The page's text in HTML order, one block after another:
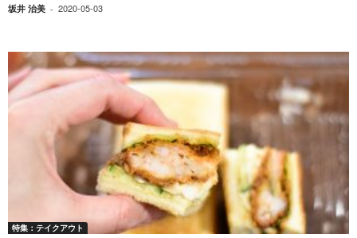
坂井 治美 - 2020-05-03
特集：テイクアウト